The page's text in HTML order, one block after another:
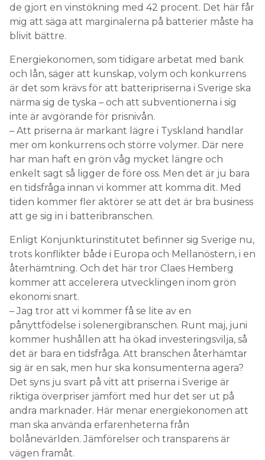
de gjort en vinstökning med 42 procent. Det här får
mig att säga att marginalerna på batterier måste ha
blivit bättre.
Energiekonomen, som tidigare arbetat med bank
och lån, säger att kunskap, volym och konkurrens
är det som krävs för att batteripriserna i Sverige ska
närma sig de tyska – och att subventionerna i sig
inte är avgörande för prisnivån.
– Att priserna är markant lägre i Tyskland handlar
mer om konkurrens och större volymer. Där nere
har man haft en grön våg mycket längre och
enkelt sagt så ligger de före oss. Men det är ju bara
en tidsfråga innan vi kommer att komma dit. Med
tiden kommer fler aktörer se att det är bra business
att ge sig in i batteribranschen.
Enligt Konjunkturinstitutet befinner sig Sverige nu,
trots konflikter både i Europa och Mellanöstern, i en
återhämtning. Och det här tror Claes Hemberg
kommer att accelerera utvecklingen inom grön
ekonomi snart.
– Jag tror att vi kommer få se lite av en
pånyttfödelse i solenergibranschen. Runt maj, juni
kommer hushållen att ha ökad investeringsvilja, så
det är bara en tidsfråga. Att branschen återhämtar
sig är en sak, men hur ska konsumenterna agera?
Det syns ju svart på vitt att priserna i Sverige är
riktiga överpriser jämfört med hur det ser ut på
andra marknader. Här menar energiekonomen att
man ska använda erfarenheterna från
bolånevärlden. Jämförelser och transparens är
vägen framåt.